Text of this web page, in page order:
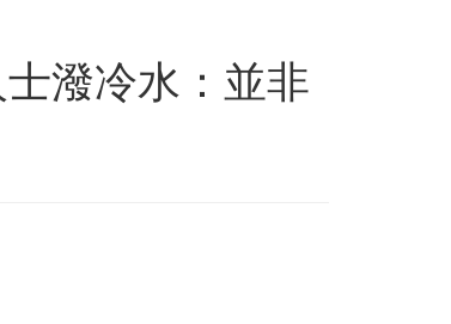
潑冷水：並非